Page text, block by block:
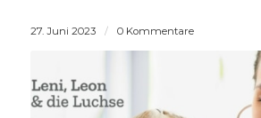
27. Juni 2023 / 0 Kommentare